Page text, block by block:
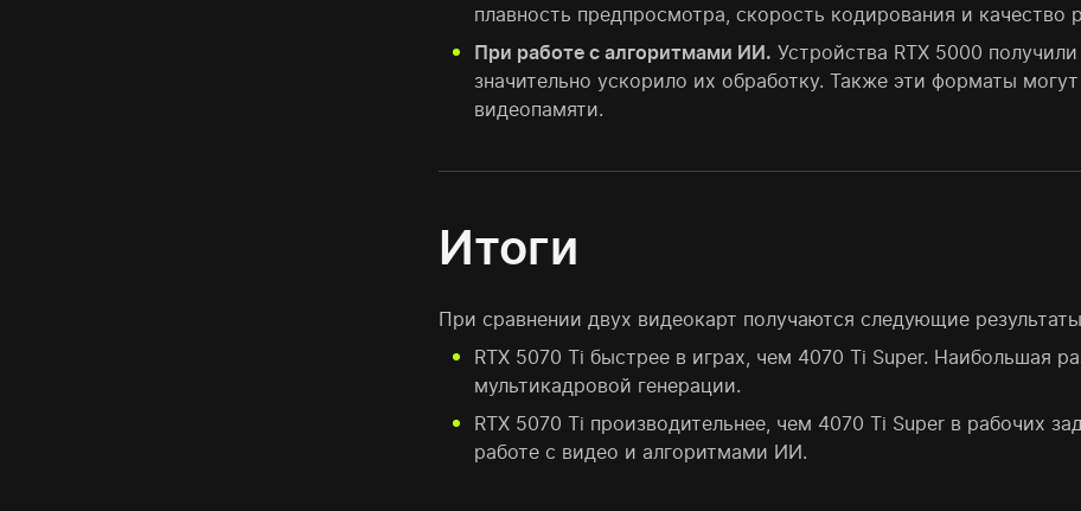
плавность предпросмотра, скорость кодирования и качество
При работе с алгоритмами ИИ. Устройства RTX 5000
значительно ускорило их обработку. Также эти форматы
видеопамяти.
Итоги
При сравнении двух видеокарт получаются следующие
RTX 5070 Ti быстрее в играх, чем 4070 Ti Super. Наибольшая
мультикадровой генерации.
RTX 5070 Ti производительнее, чем 4070 Ti Super в рабочих
работе с видео и алгоритмами ИИ.